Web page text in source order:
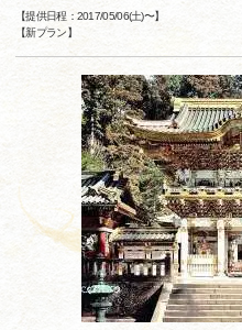
【提供日程：2017/05/06(土)〜】
【新プラン】